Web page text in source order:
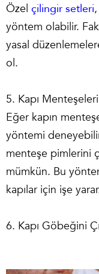
Özel çilingir setleri
yöntem olabilir.
yasal
ol.
5. Kapı
Eğer kapın
yöntemi
menteşe pimlerini
mümkün. Bu
kapılar için işe
6. Kapı Göbeğini